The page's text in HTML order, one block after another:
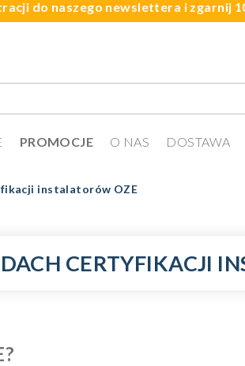
do naszego newslettera i zgarnij
PROMOCJE O NAS DOSTAWA
instalatorów OZE
CERTYFIKACJI